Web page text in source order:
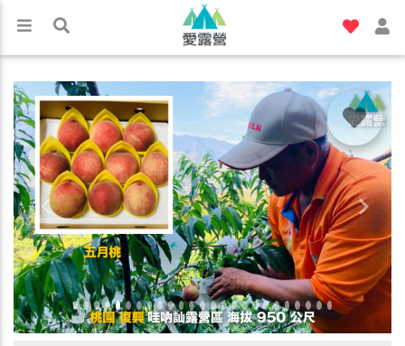
Previous Next